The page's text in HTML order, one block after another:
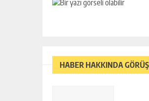
HABER HAKKINDA